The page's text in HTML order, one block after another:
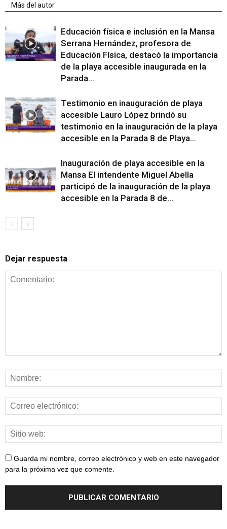
Más del autor
Educación física e inclusión en la Mansa
Serrana Hernández, profesora de
Educación Física, destacó la importancia
de la playa accesible inaugurada en la
Parada...
Testimonio en inauguración de playa
accesible Lauro López brindó su
testimonio en la inauguración de la playa
accesible en la Parada 8 de Playa...
Inauguración de playa accesible en la
Mansa El intendente Miguel Abella
participó de la inauguración de la playa
accesible en la Parada 8 de...
Dejar respuesta
Guarda mi nombre, correo electrónico y web en este navegador
para la próxima vez que comente.